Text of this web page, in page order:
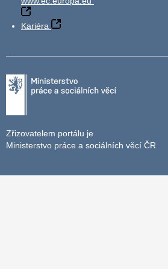
Kariéra
Zřizovatelem portálu je
Ministerstvo práce a sociálních věcí ČR